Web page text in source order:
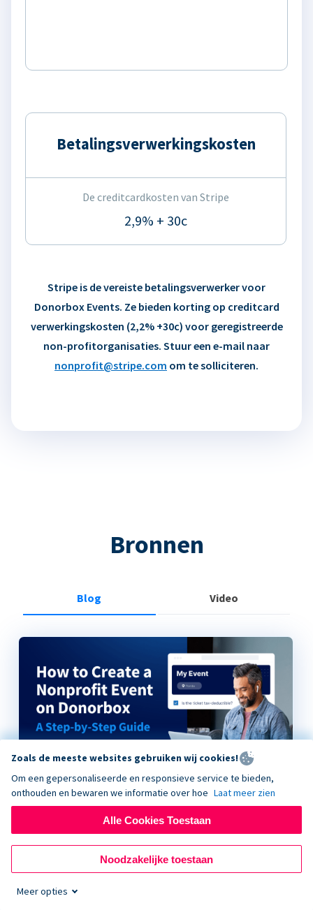
Betalingsverwerkingskosten
De creditcardkosten van Stripe
2,9% + 30c
Stripe is de vereiste betalingsverwerker voor
Donorbox Events. Ze bieden korting op creditcard
verwerkingskosten (2,2% +30c) voor geregistreerde
non-profitorganisaties. Stuur een e-mail naar
nonprofit@stripe.com om te solliciteren.
Bronnen
Blog Video
How to Create a Nonprofit Event on Donorbox
Zoals de meeste websites gebruiken wij cookies!
Om een gepersonaliseerde en responsieve service te bieden,
onthouden en bewaren we informatie over hoe Laat meer zien
Alle Cookies Toestaan
Noodzakelijke toestaan
Meer opties